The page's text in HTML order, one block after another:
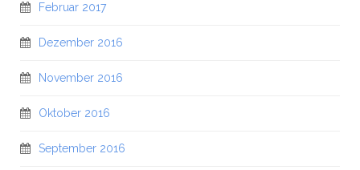
Februar 2017
Dezember 2016
November 2016
Oktober 2016
September 2016